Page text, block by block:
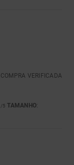
COMPRA VERIFICADA
/5 TAMANHO: